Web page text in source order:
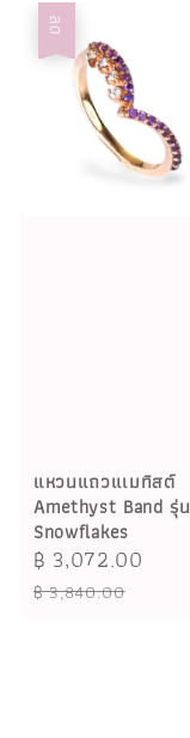
ลด
แหวนแถวแเมทิสต์
Amethyst Band รุ่น
Snowflakes
Sale
price
฿ 3,072.00
฿ 3,840.00